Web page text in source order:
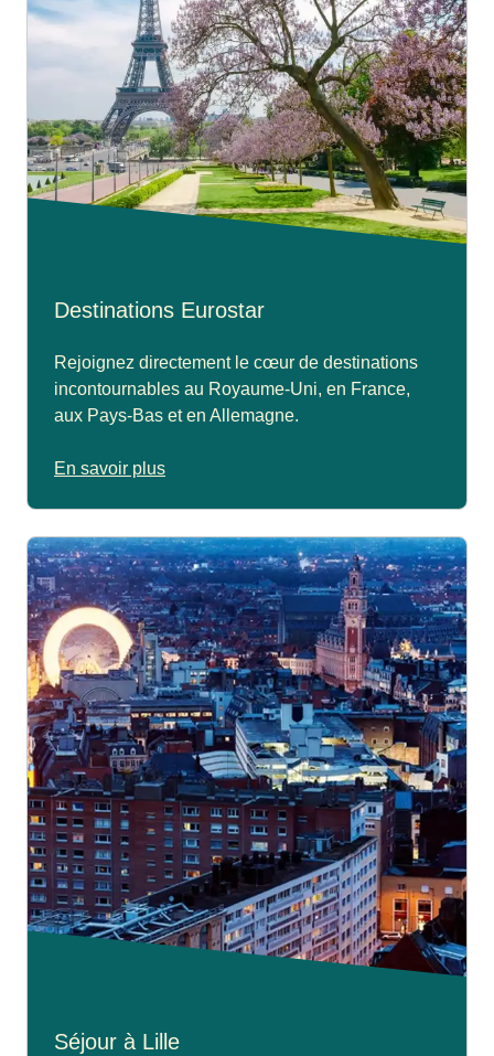
Destinations Eurostar
Rejoignez directement le cœur de destinations
incontournables au Royaume-Uni, en France,
aux Pays-Bas et en Allemagne.
En savoir plus
Séjour à Lille